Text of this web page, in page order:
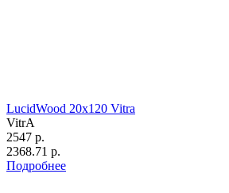
LucidWood 20х120 Vitra
VitrA
2547 р.
2368.71 р.
Подробнее